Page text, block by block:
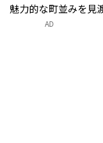
魅力的な町並みを見
AD